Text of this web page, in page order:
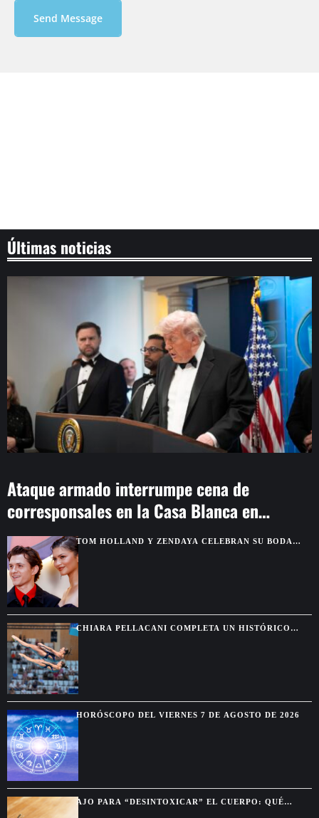
Send Message
Últimas noticias
Ataque armado interrumpe cena de
corresponsales en la Casa Blanca en
WashingtonTOM HOLLAND Y ZENDAYA CELEBRAN SU BODA
CON UNA EXCLUSIVA FIESTA EN INGLATERRA
CHIARA PELLACANI COMPLETA UN HISTÓRICO
PLENO DE CINCO OROS EN LOS EUROPEOS DE
HORÓSCOPO DEL VIERNES 7 DE AGOSTO DE 2026
AJO PARA “DESINTOXICAR” EL CUERPO: QUÉ